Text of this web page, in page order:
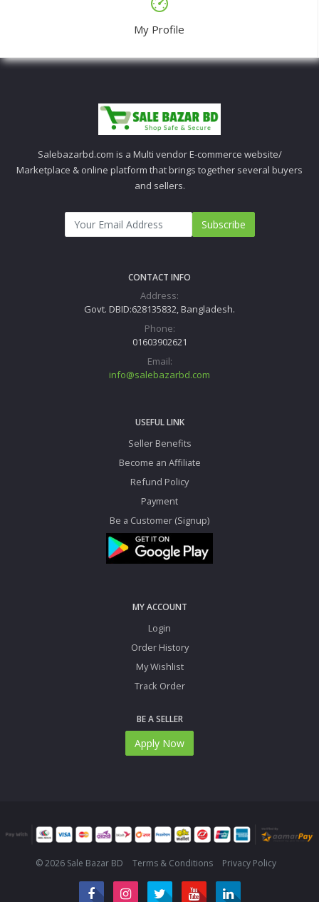
My Profile
Salebazarbd.com is a Multi vendor E-commerce website/
Marketplace & online platform that brings together several buyers
and sellers.
Subscribe
CONTACT INFO
Address:
Govt. DBID:628135832, Bangladesh.
Phone:
01603902621
Email:
info@salebazarbd.com
USEFUL LINK
Seller Benefits
Become an Affiliate
Refund Policy
Payment
Be a Customer (Signup)
MY ACCOUNT
Login
Order History
My Wishlist
Track Order
BE A SELLER
Apply Now
© 2026 Sale Bazar BD Terms & Conditions Privacy Policy